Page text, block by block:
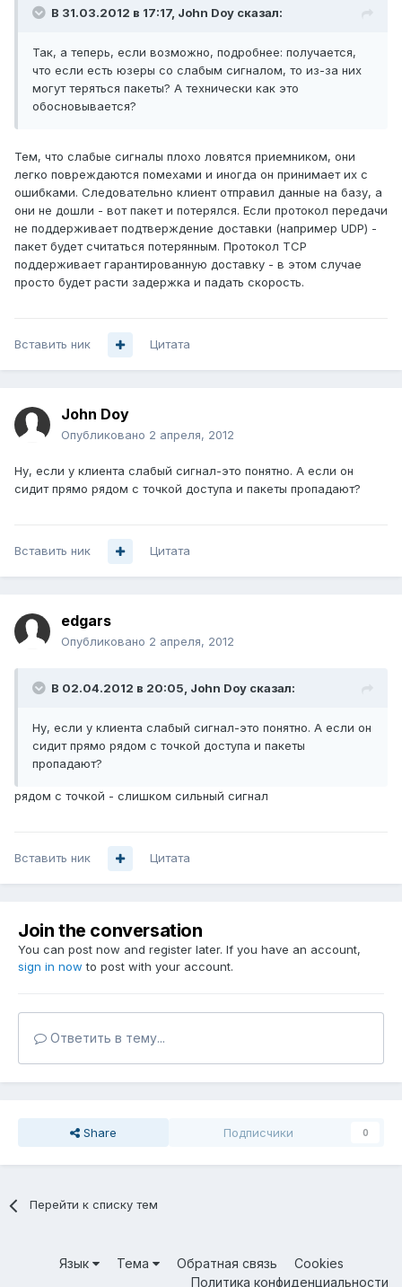
В 31.03.2012 в 17:17, John Doy сказал:
Так, а теперь, если возможно, подробнее: получается,
что если есть юзеры со слабым сигналом, то из-за них
могут теряться пакеты? А технически как это
обосновывается?
Тем, что слабые сигналы плохо ловятся приемником, они
легко повреждаются помехами и иногда он принимает их с
ошибками. Следовательно клиент отправил данные на базу, а
они не дошли - вот пакет и потерялся. Если протокол передачи
не поддерживает подтверждение доставки (например UDP) -
пакет будет считаться потерянным. Протокол TCP
поддерживает гарантированную доставку - в этом случае
просто будет расти задержка и падать скорость.
Вставить ник Цитата
John Doy
Опубликовано 2 апреля, 2012
Ну, если у клиента слабый сигнал-это понятно. А если он
сидит прямо рядом с точкой доступа и пакеты пропадают?
Вставить ник Цитата
edgars
Опубликовано 2 апреля, 2012
В 02.04.2012 в 20:05, John Doy сказал:
Ну, если у клиента слабый сигнал-это понятно. А если он
сидит прямо рядом с точкой доступа и пакеты
пропадают?
рядом с точкой - слишком сильный сигнал
Вставить ник Цитата
Join the conversation
You can post now and register later. If you have an account,
sign in now to post with your account.
Ответить в тему...
Share Подписчики 0
Перейти к списку тем
Язык Тема Обратная связь
Cookies
Политика конфиденциальности